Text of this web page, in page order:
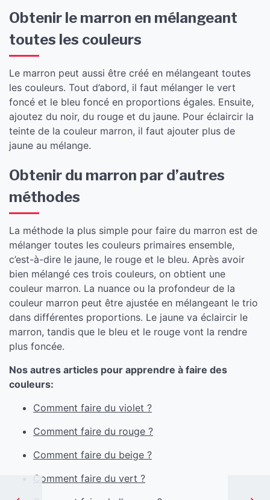
Obtenir le marron en mélangeant
toutes les couleurs
Le marron peut aussi être créé en mélangeant toutes
les couleurs. Tout d’abord, il faut mélanger le vert
foncé et le bleu foncé en proportions égales. Ensuite,
ajoutez du noir, du rouge et du jaune. Pour éclaircir la
teinte de la couleur marron, il faut ajouter plus de
jaune au mélange.
Obtenir du marron par d’autres
méthodes
La méthode la plus simple pour faire du marron est de
mélanger toutes les couleurs primaires ensemble,
c’est-à-dire le jaune, le rouge et le bleu. Après avoir
bien mélangé ces trois couleurs, on obtient une
couleur marron. La nuance ou la profondeur de la
couleur marron peut être ajustée en mélangeant le trio
dans différentes proportions. Le jaune va éclaircir le
marron, tandis que le bleu et le rouge vont la rendre
plus foncée.
Nos autres articles pour apprendre à faire des
couleurs:
Comment faire du violet ?
Comment faire du rouge ?
Comment faire du beige ?
Comment faire du vert ?